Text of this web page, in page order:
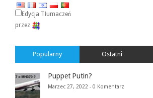
Edycja Tłumaczeń
przez
Popularny Ostatni
Puppet Putin?
Marzec 27, 2022 - 0 Komentarz